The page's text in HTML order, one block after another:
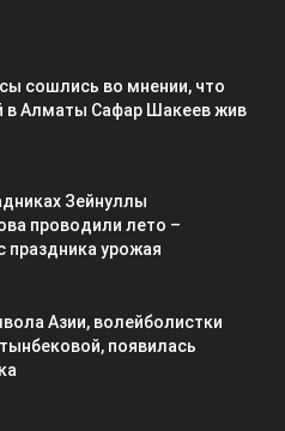
сошлись во мнении, что
в Алматы Сафар Шакеев жив
Зейнуллы
проводили лето –
праздника урожая
Азии, волейболистки
появилась